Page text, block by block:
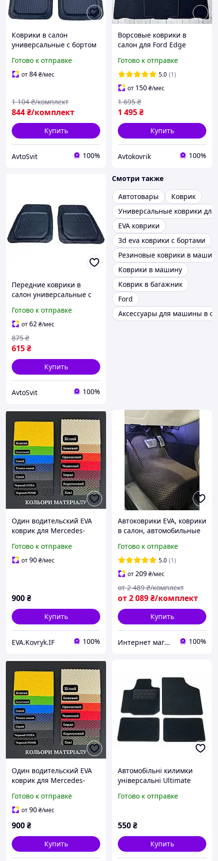
Коврики в салон
универсальные с бортом
Готово к отправке
от84₴/мес
844₴/комплект
1 104 ₴/комплект
Купить
AvtoSvit 100%
Ворсовые коврики в
салон для Ford Edge
Готово к отправке
5.0 (1)
от 150₴/мес
1 495₴
1 695 ₴
Купить
Avtokovrik 100%
Передние коврики в
салон универсальные с
Готово к отправке
от62₴/мес
615₴
875 ₴
Купить
AvtoSvit 100%
Смотри также
Автотовары
Коврик
Универсальные коврики для
EVA коврики
3d eva коврики с бортами
Резиновые коврики в
Коврики в машину
Коврик в багажник
Ford
Аксессуары для машины в
Один водительский EVA
коврик для Mercedes-
коврики для спринтер
907 EVA
Готово к отправке
от90₴/мес
900₴
Купить
EVA.Kovryk.IF 100%
Автоковрики EVA, коврики
в салон, автомобильные
авто практически на
любую модель
Готово к отправке
5.0 (1)
от209₴/мес
от2 089₴/комплект
от 2 489 ₴/комплект
Купить
Интернет магазин soulmarket 100%
Один водительский EVA
коврик для Mercedes-
2006) коврики для
спринтер 906 EVA
Готово к отправке
от90₴/мес
900₴
Купить
Автомобільні килимки
універсальні Ultimate
Готово к отправке
550₴
Купить